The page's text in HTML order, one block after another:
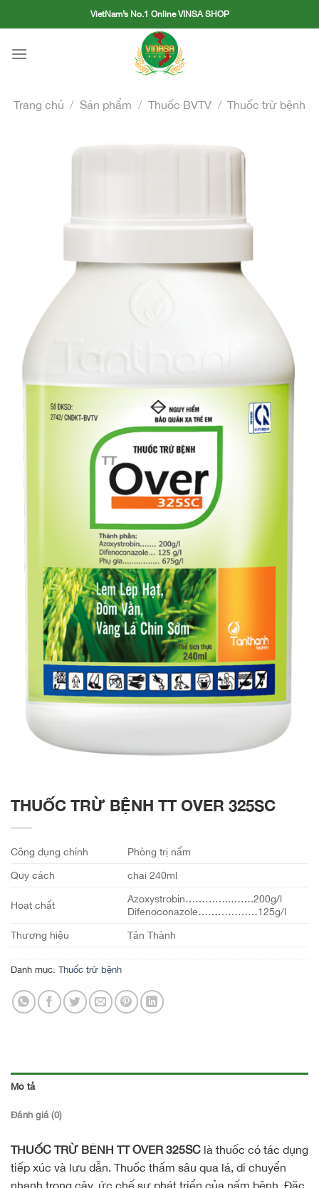
to
VietNam’s No.1 Online VINSA SHOP
Trang chủ / Sản phẩm / Thuốc BVTV / Thuốc trừ bệnh
THUỐC TRỪ BỆNH TT OVER 325SC
Công dụng chính
Phòng trị nấm
Quy cách
chai 240ml
Hoạt chất
Azoxystrobin…………..…….200g/l
Difenoconazole………………125g/l
Thương hiệu
Tân Thành
Danh mục: Thuốc trừ bệnh
Mô tả
Đánh giá (0)
THUỐC TRỪ BỆNH TT OVER 325SC là thuốc có tác dụng
tiếp xúc và lưu dẫn. Thuốc thấm sâu qua lá, di chuyển
nhanh trong cây, ức chế sự phát triển của nấm bệnh. Đặc